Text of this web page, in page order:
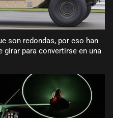
son redondas, por eso han
girar para convertirse en una